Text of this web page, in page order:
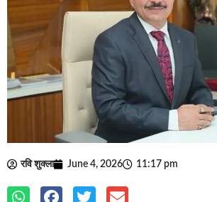
रवि शुक्ला June 4, 2026 11:17 pm